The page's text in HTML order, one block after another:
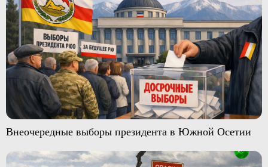
Внеочередные выборы президента в Южной Осетии